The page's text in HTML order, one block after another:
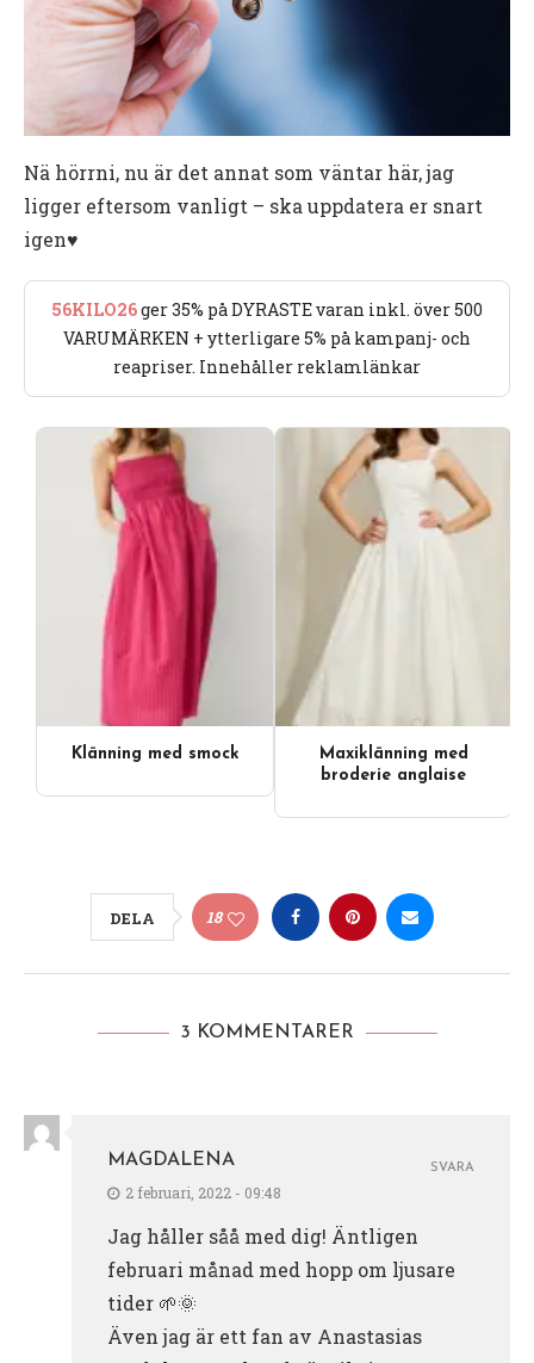
Nä hörrni, nu är det annat som väntar här, jag
ligger eftersom vanligt – ska uppdatera er snart
igen♥️
56KILO26ger 35% på DYRASTE varan inkl. över 500
VARUMÄRKEN + ytterligare 5% på kampanj- och
reapriser. Innehåller reklamlänkar
Klänning med smock
Maxiklänning med
broderie anglaise
DELA 18
3 KOMMENTARER
MAGDALENA
2 februari, 2022 - 09:48
Jag håller såå med dig! Äntligen
februari månad med hopp om ljusare
tider 🌱🌞
Även jag är ett fan av Anastasias
SVARA